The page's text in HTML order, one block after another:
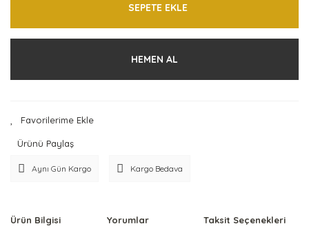
SEPETE EKLE
HEMEN AL
Ürünü Paylaş
Aynı Gün Kargo Kargo Bedava
Ürün Bilgisi Yorumlar Taksit Seçenekleri